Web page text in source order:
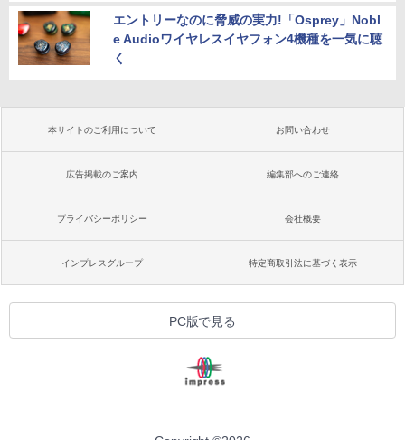
エントリーなのに脅威の実力!「Osprey」Nobl
e Audioワイヤレスイヤフォン4機種を一気に聴
く
本サイトのご利用について お問い合わせ
広告掲載のご案内 編集部へのご連絡
プライバシーポリシー 会社概要
インプレスグループ 特定商取引法に基づく表示
PC版で見る